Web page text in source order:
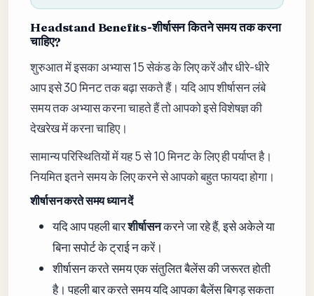
Headstand Benefits-शीर्षासन कितने समय तक करना
चाहिए?
शुरुआत में इसका अभ्यास 15 सेकंड के लिए करें और धीरे-धीरे
आप इसे 30 मिनट तक बढ़ा सकते हैं। यदि आप शीर्षासन लंबे
समय तक अभ्यास करना चाहते हैं तो आपको इसे विशेषज्ञ की
देखरेख में करना चाहिए।
सामान्य परिस्थितियों में यह 5 से 10 मिनट के लिए ही पर्याप्त है।
नियमित इतने समय के लिए करने से आपको बहुत फायदा होगा।
शीर्षासन करते समय ध्यान दें
यदि आप पहली बारशीर्षासनकरने जा रहे हैं, इसे अकेले या
बिना सपोर्ट के ट्राई न करें।
शीर्षासन करते समय एक संतुलित बैलेंस की जरूरत होती
है। पहली बार करते समय यदि आपका बैलेंस बिगड़ सकता